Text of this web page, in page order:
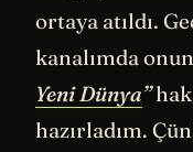
ortaya atıldı.
kanalımda
Yeni Dünya”
hazırladım.